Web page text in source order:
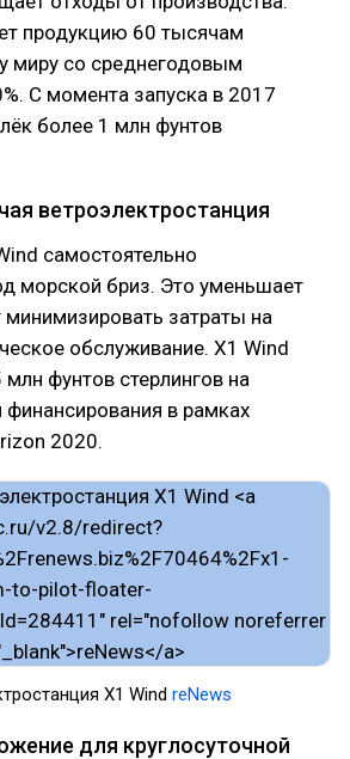
продукцию 60 тысячам
миру со среднегодовым
С момента запуска в 2017
более 1 млн фунтов
ветроэлектростанция
самостоятельно
морской бриз. Это уменьшает
минимизировать затраты на
обслуживание. X1 Wind
фунтов стерлингов на
финансирования в рамках
2020.
X1 Wind reNews
для круглосуточной